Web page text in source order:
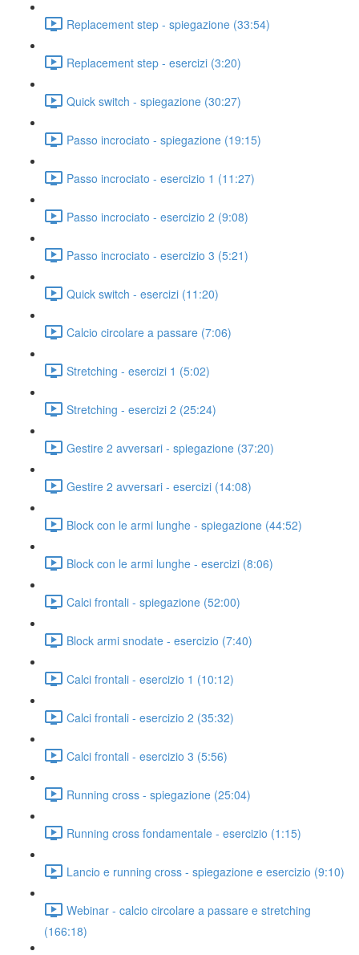
Replacement step - spiegazione (33:54)
Replacement step - esercizi (3:20)
Quick switch - spiegazione (30:27)
Passo incrociato - spiegazione (19:15)
Passo incrociato - esercizio 1 (11:27)
Passo incrociato - esercizio 2 (9:08)
Passo incrociato - esercizio 3 (5:21)
Quick switch - esercizi (11:20)
Calcio circolare a passare (7:06)
Stretching - esercizi 1 (5:02)
Stretching - esercizi 2 (25:24)
Gestire 2 avversari - spiegazione (37:20)
Gestire 2 avversari - esercizi (14:08)
Block con le armi lunghe - spiegazione (44:52)
Block con le armi lunghe - esercizi (8:06)
Calci frontali - spiegazione (52:00)
Block armi snodate - esercizio (7:40)
Calci frontali - esercizio 1 (10:12)
Calci frontali - esercizio 2 (35:32)
Calci frontali - esercizio 3 (5:56)
Running cross - spiegazione (25:04)
Running cross fondamentale - esercizio (1:15)
Lancio e running cross - spiegazione e esercizio (9:10)
Webinar - calcio circolare a passare e stretching
(166:18)